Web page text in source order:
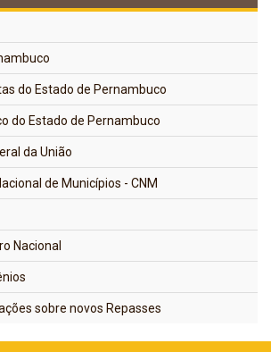
do Estado de Pernambuco
do Estado de Pernambuco
da União
de Municípios - CNM
Nacional
sobre novos Repasses